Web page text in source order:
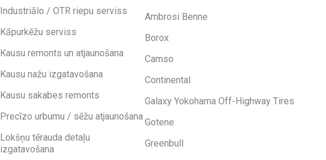
Industriālo / OTR riepu serviss
Kāpurkēžu serviss
Kausu remonts un atjaunošana
Kausu nažu izgatavošana
Kausu sakabes remonts
Precīzo urbumu / sēžu atjaunošana
Lokšņu tērauda detaļu
izgatavošana
Ambrosi Benne
Borox
Camso
Continental
Galaxy Yokohama Off-Highway Tires
Gotene
Greenbull